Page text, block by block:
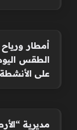
أمطار
الطقس
على
مديرية